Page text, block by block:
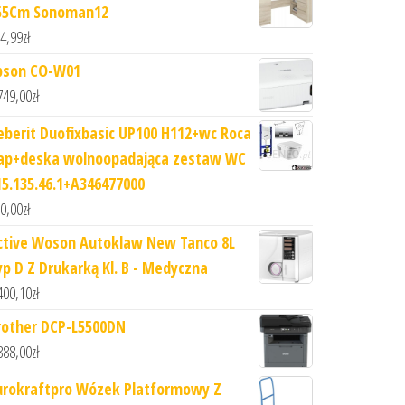
Sonoman12
zł
CO-W01
zł
Duofixbasic UP100 H112+wc Roca
wolnoopadająca zestaw WC
zł
Woson Autoklaw New Tanco 8L
D Z Drukarką Kl. B - Medyczna
zł
DCP-L5500DN
zł
Wózek Platformowy Z